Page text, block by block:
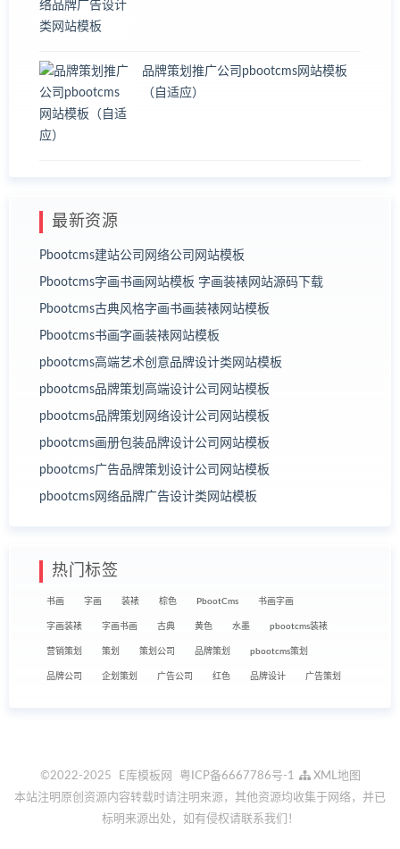
品牌策划推广公司pbootcms网站模板
（自适应）
最新资源
Pbootcms建站公司网络公司网站模板
Pbootcms字画书画网站模板 字画装裱网站源码下载
Pbootcms古典风格字画书画装裱网站模板
Pbootcms书画字画装裱网站模板
pbootcms高端艺术创意品牌设计类网站模板
pbootcms品牌策划高端设计公司网站模板
pbootcms品牌策划网络设计公司网站模板
pbootcms画册包装品牌设计公司网站模板
pbootcms广告品牌策划设计公司网站模板
pbootcms网络品牌广告设计类网站模板
热门标签
书画 字画 装裱 棕色 PbootCms 书画字画
字画装裱 字画书画 古典 黄色 水墨 pbootcms装裱
营销策划 策划 策划公司 品牌策划 pbootcms策划
品牌公司 企划策划 广告公司 红色 品牌设计 广告策划
©2022-2025 E库模板网 粤ICP备6667786号-1
XML地图
本站注明原创资源内容转载时请注明来源，其他资源均收集于网络，并已
标明来源出处，如有侵权请联系我们！